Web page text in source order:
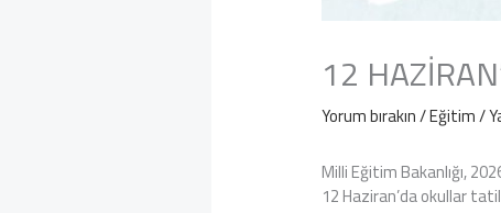
12
Yorum bırakın/Eğitim/
Milli Eğitim Bakanlığı,
12 Haziran’da okullar